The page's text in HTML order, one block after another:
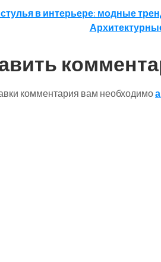
в интерьере: модные
комментария вам необходимо